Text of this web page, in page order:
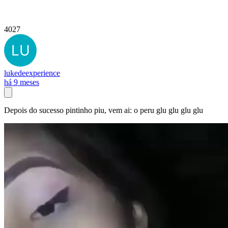
4027
lukedeexperience
há 9 meses
Depois do sucesso pintinho piu, vem ai: o peru glu glu glu glu